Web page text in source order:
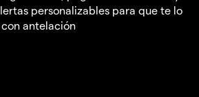
personalizables para que te lo
antelación